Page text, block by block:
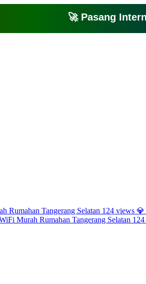
🚀 Pasang Internet
Rumahan Tangerang Selatan 124 views 💎
Murah Rumahan Tangerang Selatan